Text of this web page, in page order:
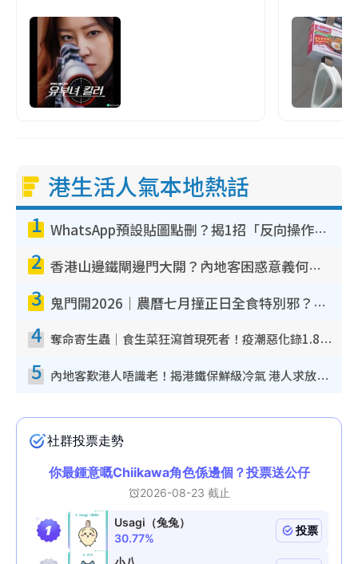
港生活人氣本地熱話
1 WhatsApp預設貼圖點刪？揭1招「反向操作」還原簡潔介面 附3步實測教學
2 香港山邊鐵閘邊門大開？內地客困惑意義何在！網民神回覆：呢種叫法理性防禦
3 鬼門開2026｜農曆七月撞正日全食特別邪？專家警告切忌做一事！揭4大禁忌+2招保平安
4 奪命寄生蟲｜食生菜狂瀉首現死者！疫潮惡化錄1.8萬宗病例 揭洗菜3大謬誤
5 內地客歎港人唔識老！揭港鐵保鮮級冷氣 港人求放過：咪投訴